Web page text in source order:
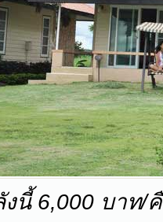
งนี้ 6,000 บาท/